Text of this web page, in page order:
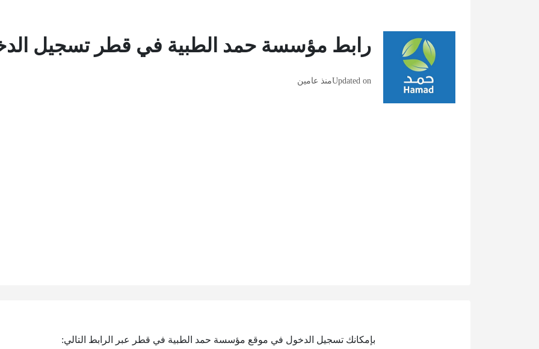
رابط مؤسسة حمد الطبية في قطر تسجيل
Updated onمنذ عامين
بإمكانك تسجيل الدخول في موقع مؤسسة حمد الطبية في قطر عبر الرابط التالي: